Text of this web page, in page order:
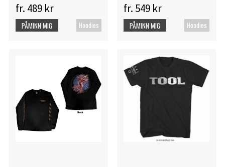
fr. 489 kr
Hoodies
PÅMINN MIG
fr. 549 kr
Hoodies
PÅMINN MIG